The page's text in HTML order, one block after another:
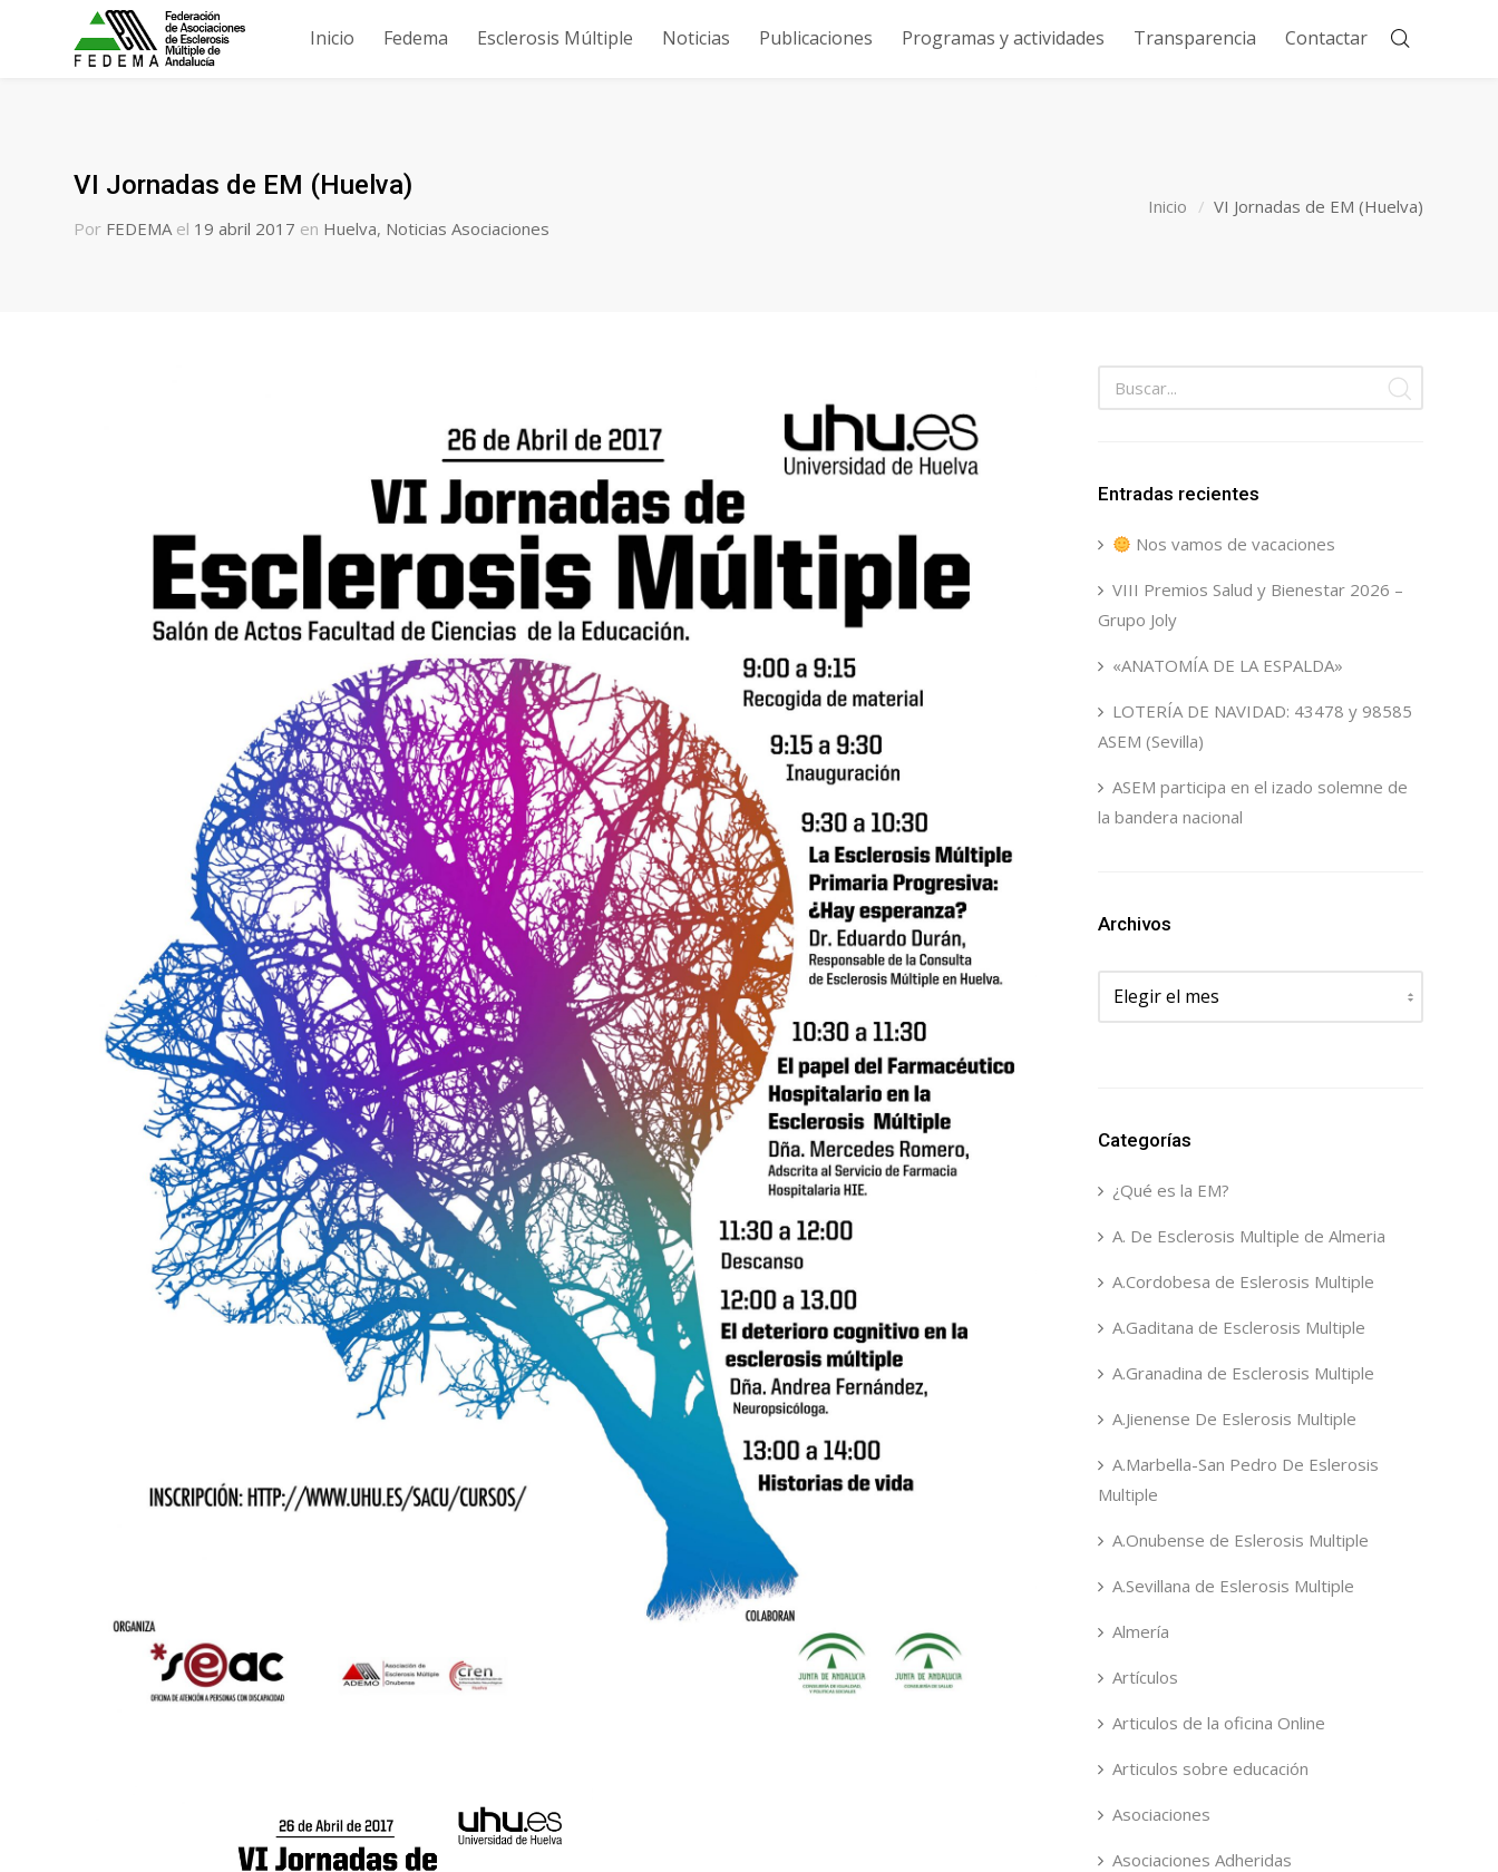
Inicio Fedema Esclerosis Múltiple Noticias Publicaciones Programas y actividades Transparencia Contactar
VI Jornadas de EM (Huelva)
Por FEDEMA el 19 abril 2017 en Huelva, Noticias Asociaciones
Inicio VI Jornadas de EM (Huelva)
Entradas recientes
Nos vamos de vacaciones
VIII Premios Salud y Bienestar 2026 –
Grupo Joly
«ANATOMÍA DE LA ESPALDA»
LOTERÍA DE NAVIDAD: 43478 y 98585
ASEM (Sevilla)
ASEM participa en el izado solemne de
la bandera nacional
Archivos
Archivos
Categorías
¿Qué es la EM?
A. De Esclerosis Multiple de Almeria
A.Cordobesa de Eslerosis Multiple
A.Gaditana de Esclerosis Multiple
A.Granadina de Esclerosis Multiple
A.Jienense De Eslerosis Multiple
A.Marbella-San Pedro De Eslerosis
Multiple
A.Onubense de Eslerosis Multiple
A.Sevillana de Eslerosis Multiple
Almería
Artículos
Articulos de la oficina Online
Articulos sobre educación
Asociaciones
Asociaciones Adheridas